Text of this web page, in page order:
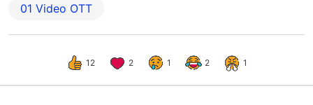
01‌ ‌Video‌ ‌OTT
12 2 1 2 1